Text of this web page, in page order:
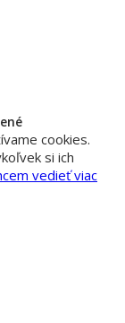
cookies.
si ich
vedieť viac